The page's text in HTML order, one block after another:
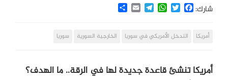
شارك: Facebook
Twitter
WhatsApp
Telegram
Email
Share
أمريكا التدخل الأمريكي في سوريا الخارجية السورية سوريا
أمريكا تنشئ قاعدة جديدة لها في الرقة.. ما الهدف؟